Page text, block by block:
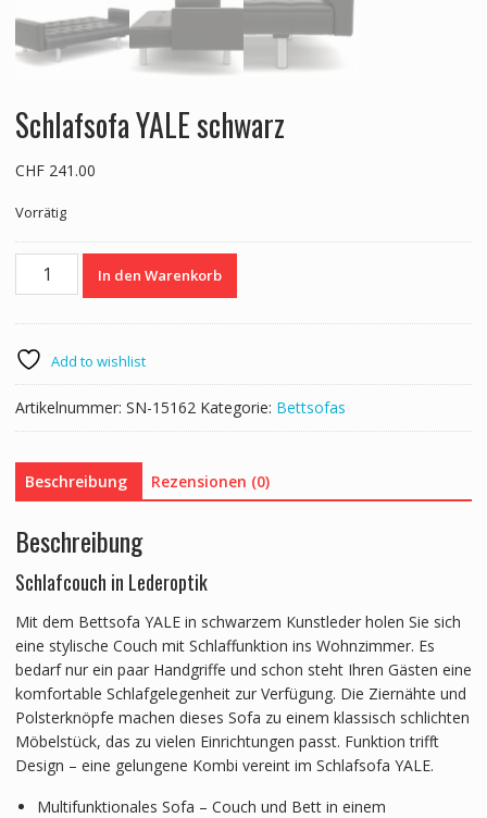
Schlafsofa YALE schwarz
CHF241.00
Vorrätig
Schlafsofa
In den Warenkorb
Add to wishlist
Artikelnummer: SN-15162 Kategorie: Bettsofas
Beschreibung Rezensionen (0)
Beschreibung
Schlafcouch in Lederoptik
Mit dem Bettsofa YALE in schwarzem Kunstleder holen Sie sich
eine stylische Couch mit Schlaffunktion ins Wohnzimmer. Es
bedarf nur ein paar Handgriffe und schon steht Ihren Gästen eine
komfortable Schlafgelegenheit zur Verfügung. Die Ziernähte und
Polsterknöpfe machen dieses Sofa zu einem klassisch schlichten
Möbelstück, das zu vielen Einrichtungen passt. Funktion trifft
Design – eine gelungene Kombi vereint im Schlafsofa YALE.
Multifunktionales Sofa – Couch und Bett in einem